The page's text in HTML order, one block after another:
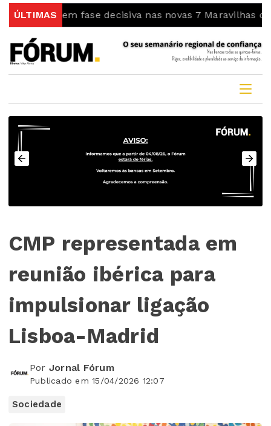
ÚLTIMAS
em fase decisiva nas novas 7 Maravilhas de Portugal
CMP representada em
reunião ibérica para
impulsionar ligação
Lisboa-Madrid
Por Jornal Fórum
Publicado em 15/04/2026 12:07
Sociedade